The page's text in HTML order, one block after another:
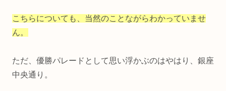
こちらについても、当然のことながらわかっていませ
ん。
ただ、優勝パレードとして思い浮かぶのはやはり、銀座
中央通り。